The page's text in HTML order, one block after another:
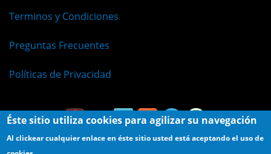
Terminos y Condiciones
Preguntas Frecuentes
Políticas de Privacidad
Éste sitio utiliza cookies para agilizar su navegación
Al clickear cualquier enlace en éste sitio usted está aceptando el uso de